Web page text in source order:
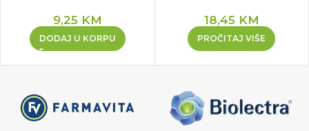
9,25 KM
DODAJ U KORPU
18,45 KM
PROČITAJ VIŠE